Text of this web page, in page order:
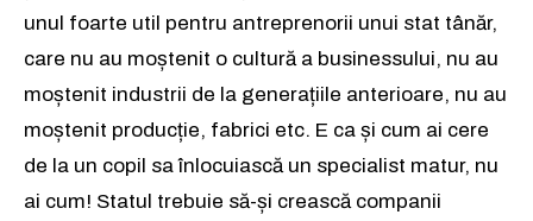
unul foarte util pentru antreprenorii unui stat tânăr,
care nu au moștenit o cultură a businessului, nu au
moștenit industrii de la generațiile anterioare, nu au
moștenit producție, fabrici etc. E ca și cum ai cere
de la un copil sa înlocuiască un specialist matur, nu
ai cum! Statul trebuie să-și crească companii